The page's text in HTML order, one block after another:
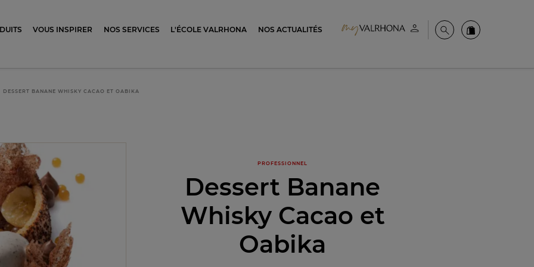
Espace client RechercheCommandez
VOUS INSPIRER NOS SERVICES L'ÉCOLE VALRHONA NOS ACTUALITÉS
DESSERT BANANE WHISKY CACAO ET OABIKA
PROFESSIONNEL
Dessert Banane
Whisky Cacao et
Oabika